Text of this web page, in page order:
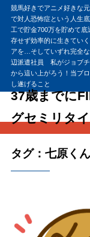
競馬好きでアニメ好きな
で対人恐怖症という人生
工で貯金700万を貯めて
存せず効率的に生きてい
アを…そしていずれ完全
辺派遣社員 私がジョブ
から這い上がろう！当ブ
し遂げること
37歳までに
グセミリタ
タグ：七原く